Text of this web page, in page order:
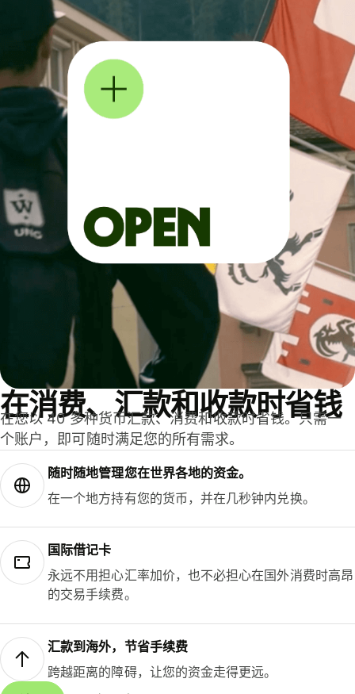
在消费、汇款和收款时省钱
在您以 40 多种货币汇款、消费和收款时省钱。只需一
个账户，即可随时满足您的所有需求。
随时随地管理您在世界各地的资金。
在一个地方持有您的货币，并在几秒钟内兑换。
国际借记卡
永远不用担心汇率加价，也不必担心在国外消费时高昂
的交易手续费。
汇款到海外，节省手续费
跨越距离的障碍，让您的资金走得更远。